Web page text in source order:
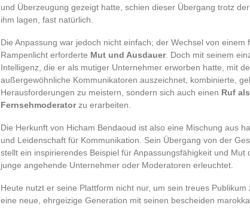
und Überzeugung gezeigt hatte, schien dieser Übergang trotz
ihm lagen, fast natürlich.
Die Anpassung war jedoch nicht einfach; der Wechsel von einem
Rampenlicht erforderte Mut und Ausdauer. Doch mit seinem
Intelligenz, die er als mutiger Unternehmer erworben hatte, mit
außergewöhnliche Kommunikatoren auszeichnet, kombinierte,
Herausforderungen zu meistern, sondern sich auch einen Ruf
Fernsehmoderatorzu erarbeiten.
Die Herkunft von Hicham Bendaoud ist also eine Mischung aus
und Leidenschaft für Kommunikation. Sein Übergang von der
stellt ein inspirierendes Beispiel für Anpassungsfähigkeit und Mut
junge angehende Unternehmer oder Moderatoren erleuchtet.
Heute nutzt er seine Plattform nicht nur, um sein treues
eine neue, ehrgeizige Generation mit seinen bescheiden